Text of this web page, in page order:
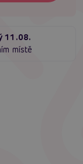
11.08.
místě